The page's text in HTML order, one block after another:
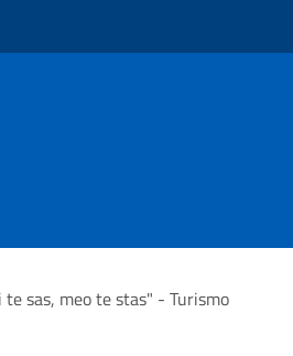
sas, meo te stas" - Turismo